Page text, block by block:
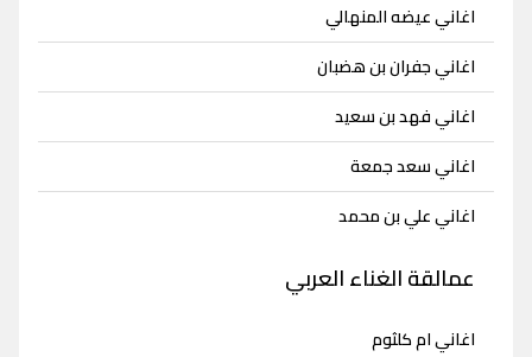
اغاني عيضه المنهالي
اغاني جفران بن هضبان
اغاني فهد بن سعيد
اغاني سعد جمعة
اغاني علي بن محمد
عمالقة الغناء العربي
اغاني ام كلثوم